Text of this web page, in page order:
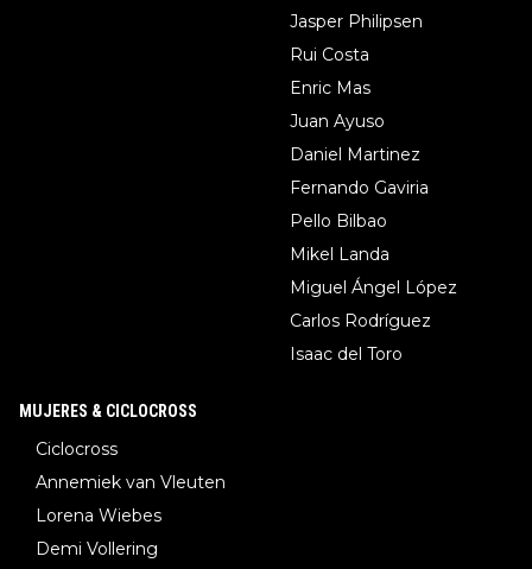
Jasper Philipsen
Rui Costa
Enric Mas
Juan Ayuso
Daniel Martinez
Fernando Gaviria
Pello Bilbao
Mikel Landa
Miguel Ángel López
Carlos Rodríguez
Isaac del Toro
MUJERES & CICLOCROSS
Ciclocross
Annemiek van Vleuten
Lorena Wiebes
Demi Vollering